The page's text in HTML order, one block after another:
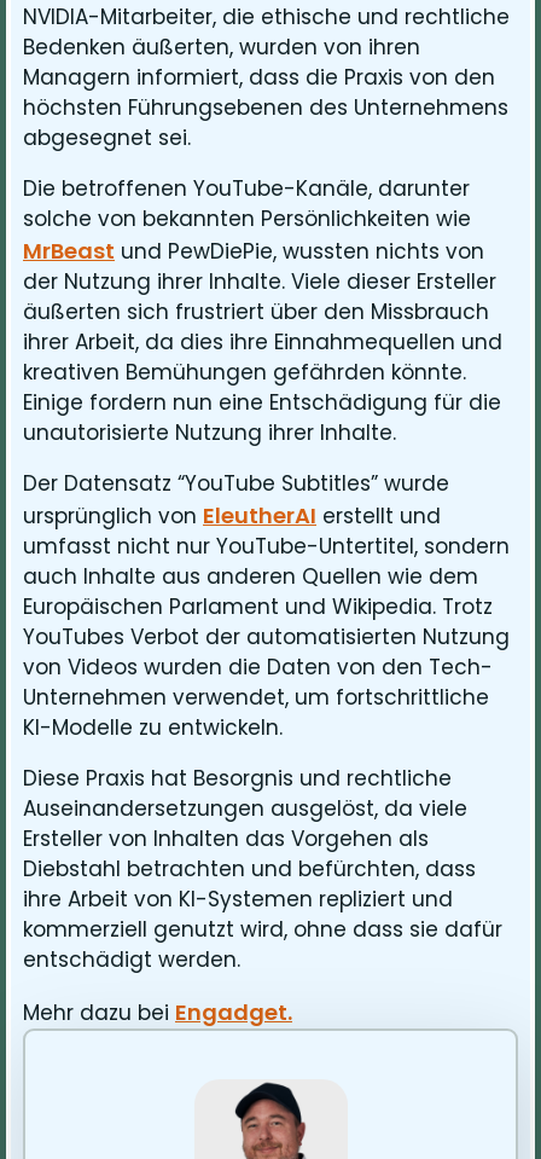
NVIDIA-Mitarbeiter, die ethische und rechtliche
Bedenken äußerten, wurden von ihren
Managern informiert, dass die Praxis von den
höchsten Führungsebenen des Unternehmens
abgesegnet sei.
Die betroffenen YouTube-Kanäle, darunter
solche von bekannten Persönlichkeiten wie
MrBeast und PewDiePie, wussten nichts von
der Nutzung ihrer Inhalte. Viele dieser Ersteller
äußerten sich frustriert über den Missbrauch
ihrer Arbeit, da dies ihre Einnahmequellen und
kreativen Bemühungen gefährden könnte.
Einige fordern nun eine Entschädigung für die
unautorisierte Nutzung ihrer Inhalte.
Der Datensatz “YouTube Subtitles” wurde
ursprünglich von EleutherAI erstellt und
umfasst nicht nur YouTube-Untertitel, sondern
auch Inhalte aus anderen Quellen wie dem
Europäischen Parlament und Wikipedia. Trotz
YouTubes Verbot der automatisierten Nutzung
von Videos wurden die Daten von den Tech-
Unternehmen verwendet, um fortschrittliche
KI-Modelle zu entwickeln.
Diese Praxis hat Besorgnis und rechtliche
Auseinandersetzungen ausgelöst, da viele
Ersteller von Inhalten das Vorgehen als
Diebstahl betrachten und befürchten, dass
ihre Arbeit von KI-Systemen repliziert und
kommerziell genutzt wird, ohne dass sie dafür
entschädigt werden.
Mehr dazu bei Engadget.